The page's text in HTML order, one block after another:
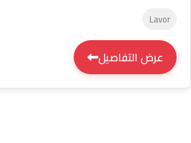
Lavor
عرض التفاصيل